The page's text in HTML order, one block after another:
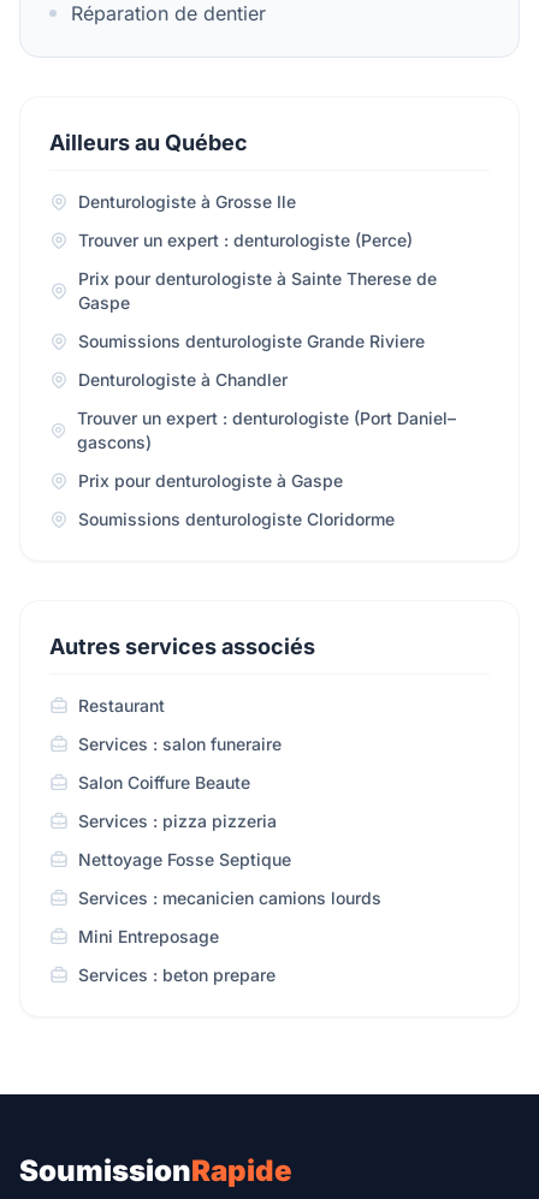
Réparation de dentier
Ailleurs au Québec
Denturologiste à Grosse Ile
Trouver un expert : denturologiste (Perce)
Prix pour denturologiste à Sainte Therese de
Gaspe
Soumissions denturologiste Grande Riviere
Denturologiste à Chandler
Trouver un expert : denturologiste (Port Daniel–
gascons)
Prix pour denturologiste à Gaspe
Soumissions denturologiste Cloridorme
Autres services associés
Restaurant
Services : salon funeraire
Salon Coiffure Beaute
Services : pizza pizzeria
Nettoyage Fosse Septique
Services : mecanicien camions lourds
Mini Entreposage
Services : beton prepare
SoumissionRapide